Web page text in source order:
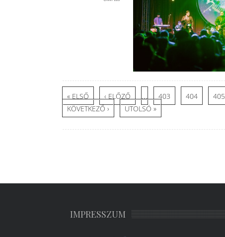
Oldalak
« ELSŐ ‹ ELŐZŐ … 403 404 405
KÖVETKEZŐ › UTOLSÓ »
IMPRESSZUM